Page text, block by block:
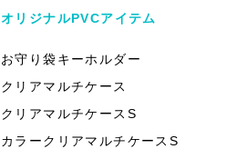
オリジナルPVCアイテム
お守り袋キーホルダー
クリアマルチケース
クリアマルチケースS
カラークリアマルチケースS